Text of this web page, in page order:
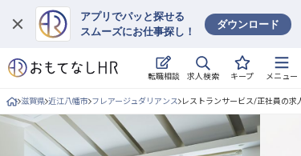
アプリでパッと探せる
スムーズにお仕事探し！
ダウンロード
転職相談 求人検索 キープ メニュー
ログイン
求人・施設を探す
キープした求人
滋賀県 近江八幡市 フレアージュダリアンス レストランサービス/正社員の求